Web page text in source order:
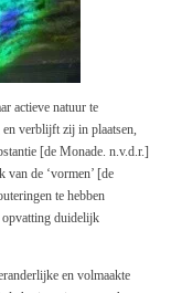
actieve natuur te
en verblijft zij in plaatsen,
[de Monade. n.v.d.r.]
van de ‘vormen’ [de
te hebben
opvatting duidelijk
en volmaakte